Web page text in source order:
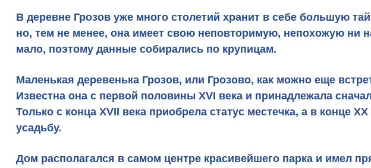
В деревне Грозов уже много столетий хранит в себе большую
но, тем не менее, она имеет свою неповторимую, непохожую ни
мало, поэтому данные собирались по крупицам.
Маленькая деревенька Грозов, или Грозово, как можно еще
Известна она с первой половины XVI века и принадлежала
Только с конца XVII века приобрела статус местечка, а в конце
усадьбу.
Дом располагался в самом центре красивейшего парка и имел